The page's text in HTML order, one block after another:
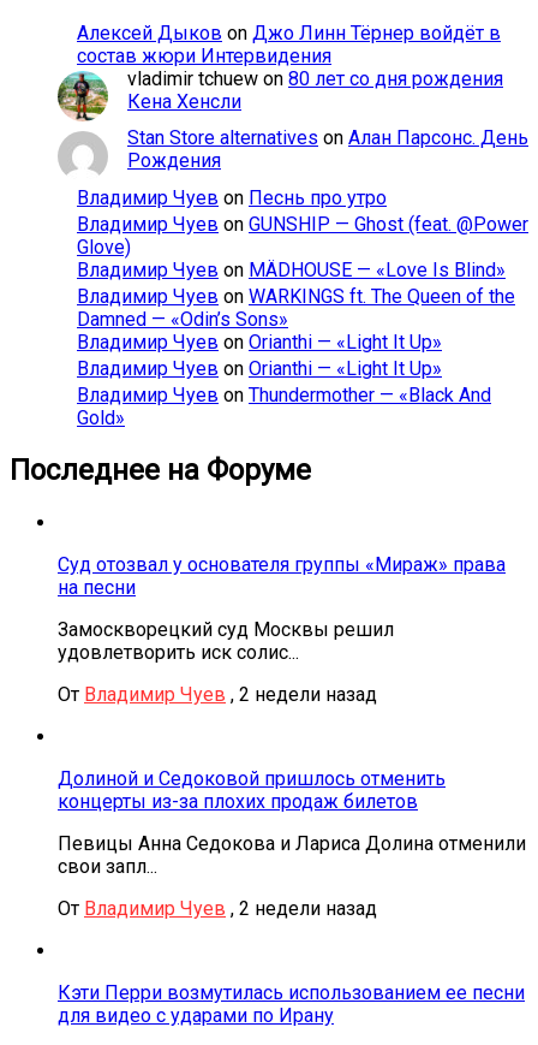
Алексей Дыков on Джо Линн Тёрнер войдёт в
состав жюри Интервидения
vladimir tchuew on 80 лет со дня рождения
Кена Хенсли
Stan Store alternatives on Алан Парсонс. День
Рождения
Владимир Чуев on Песнь про утро
Владимир Чуев on GUNSHIP — Ghost (feat. @Power
Glove)
Владимир Чуев on MÄDHOUSE — «Love Is Blind»
Владимир Чуев on WARKINGS ft. The Queen of the
Damned — «Odin’s Sons»
Владимир Чуев on Orianthi — «Light It Up»
Владимир Чуев on Orianthi — «Light It Up»
Владимир Чуев on Thundermother — «Black And
Gold»
Последнее на Форуме
Суд отозвал у основателя группы «Мираж» права
на песни
Замоскворецкий суд Москвы решил
удовлетворить иск солис...
От Владимир Чуев , 2 недели назад
Долиной и Седоковой пришлось отменить
концерты из-за плохих продаж билетов
Певицы Анна Седокова и Лариса Долина отменили
свои запл...
От Владимир Чуев , 2 недели назад
Кэти Перри возмутилась использованием ее песни
для видео с ударами по Ирану